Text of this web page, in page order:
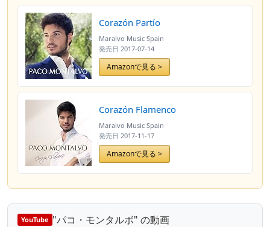
Corazón Partío
Maralvo Music Spain
発売日 2017-07-14
Amazonで見る >
Corazón Flamenco
Maralvo Music Spain
発売日 2017-11-17
Amazonで見る >
YouTube "パコ・モンタルボ" の動画